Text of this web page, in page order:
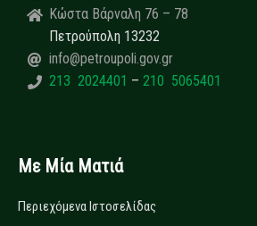
Κώστα Βάρναλη 76 – 78
Πετρούπολη 13232
info@petroupoli.gov.gr
213 2024401 – 210 5065401
Με Μία Ματιά
Περιεχόμενα Ιστοσελίδας